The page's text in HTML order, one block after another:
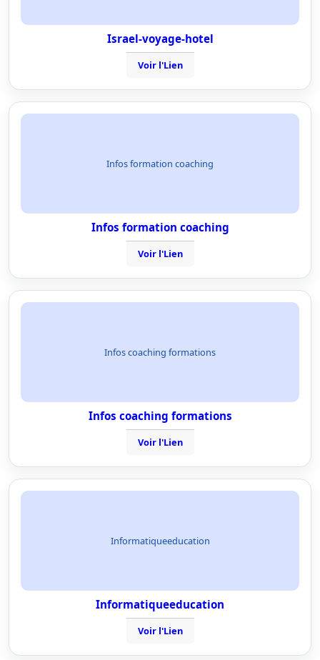
Israel-voyage-hotel
Voir l'Lien
Infos formation coaching
Infos formation coaching
Voir l'Lien
Infos coaching formations
Infos coaching formations
Voir l'Lien
Informatiqueeducation
Informatiqueeducation
Voir l'Lien